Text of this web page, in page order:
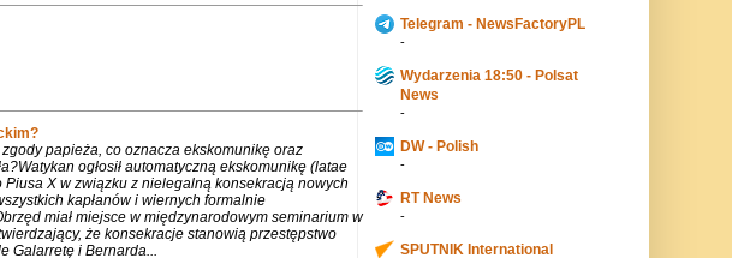
papieża, co oznacza ekskomunikę oraz
ogłosił automatyczną ekskomunikę (latae
X w związku z nielegalną konsekracją nowych
kapłanów i wiernych formalnie
miał miejsce w międzynarodowym seminarium w
że konsekracje stanowią przestępstwo
Galarretę i Bernarda...
Telegram - NewsFactoryPL
-
Wydarzenia 18:50 - Polsat
News
-
DW - Polish
-
RT News
-
SPUTNIK International